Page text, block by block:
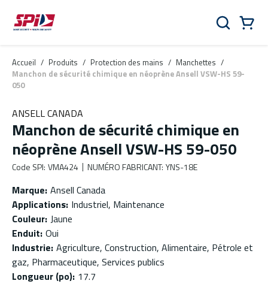
Aller au contenu principal
Skip to menu
Skip to footer
Rechercher
Accueil / Produits / Protection des mains / Manchettes /
Manchon de sécurité chimique en néoprène Ansell VSW-HS 59-
050
ANSELL CANADA
Manchon de sécurité chimique en
néoprène Ansell VSW-HS 59-050
Code SPI: VMA424 NUMÉRO FABRICANT: YNS-18E
Marque: Ansell Canada
Applications: Industriel, Maintenance
Couleur: Jaune
Enduit: Oui
Industrie: Agriculture, Construction, Alimentaire, Pétrole et
gaz, Pharmaceutique, Services publics
Longueur (po): 17.7